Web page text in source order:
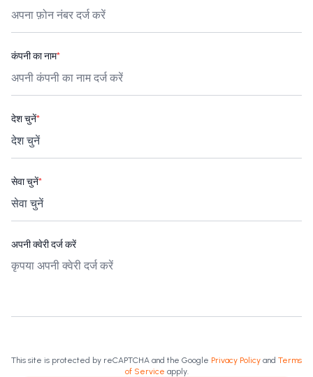
कंपनी का नाम*
देश चुनें*
सेवा चुनें*
अपनी क्वेरी दर्ज करें
This site is protected by reCAPTCHA and the Google Privacy Policy and Terms
of Service apply.